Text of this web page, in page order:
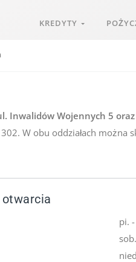
KREDYTY
Inwalidów Wojennych 5
W obu oddziałach można
otwarcia
pi. -